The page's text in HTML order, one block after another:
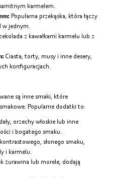
karmelem.
Popularna przekąska, która łączy
w jednym.
z kawałkami karmelu lub z
Ciasta, torty, musy i inne desery,
konfiguracjach.
są inne smaki, które
Popularne dodatki to:
orzechy włoskie lub inne
i bogatego smaku.
słonego smaku,
i karmelu.
żurawina lub morele, dodają